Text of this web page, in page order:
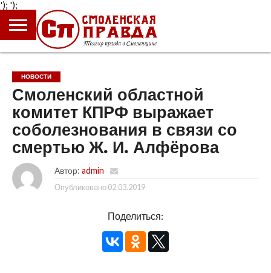
');
ГЛАВНАЯ
НОВОСТИ
ПРОИСШЕСТВИЯ
ПОЛИТИКА
КУЛЬТУРА
ЭКОНОМИКА
ОБЩЕСТВО
БЛОГИ
НОВОСТИ
Смоленский областной
комитет КПРФ выражает
соболезнования в связи со
смертью Ж. И. Алфёрова
Автор: admin
Опубликовано 02.03.2019
Поделиться:
');